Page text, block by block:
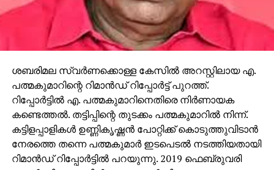
ശബരിമല സ്വര്‍ണക്കൊള്ള കേസില്‍ അറസ്റ്റിലായ എ.
പത്മകുമാറിന്റെ റിമാന്‍ഡ് റിപ്പോര്‍ട്ട് പുറത്ത്.
റിപ്പോര്‍ട്ടില്‍ എ. പത്മകുമാറിനെതിരെ നിര്‍ണായക
കണ്ടെത്തല്‍. തട്ടിപ്പിന്റെ തുടക്കം പത്മകുമാറില്‍ നിന്ന്.
കട്ടിളപ്പാളികള്‍ ഉണ്ണികൃഷ്ണന്‍ പോറ്റിക്ക് കൊടുത്തുവിടാന്‍
നേരത്തെ തന്നെ പത്മകുമാര്‍ ഇടപെടല്‍ നടത്തിയതായി
റിമാന്‍ഡ് റിപ്പോര്‍ട്ടില്‍ പറയുന്നു. 2019 ഫെബ്രുവരി